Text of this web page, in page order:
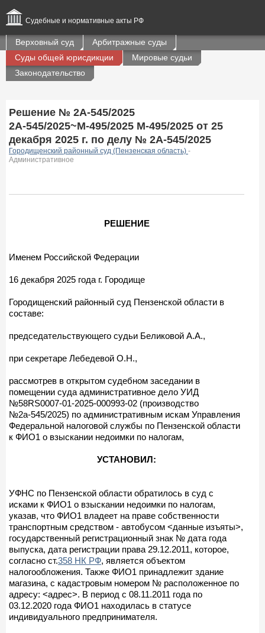
Судебные и нормативные акты РФ
Верховный суд
Арбитражные суды
Суды общей юрисдикции
Мировые судьи
Законодательство
Решение № 2А-545/2025
2А-545/2025~М-495/2025 М-495/2025 от 25
декабря 2025 г. по делу № 2А-545/2025
Городищенский районный суд (Пензенская область) -
Административное
РЕШЕНИЕ
Именем Российской Федерации
16 декабря 2025 года г. Городище
Городищенский районный суд Пензенской области в
составе:
председательствующего судьи Беликовой А.А.,
при секретаре Лебедевой О.Н.,
рассмотрев в открытом судебном заседании в
помещении суда административное дело УИД
№58RS0007-01-2025-000993-02 (производство
№2а-545/2025) по административным искам Управления
Федеральной налоговой службы по Пензенской области
к ФИО1 о взыскании недоимки по налогам,
УСТАНОВИЛ:
УФНС по Пензенской области обратилось в суд с
исками к ФИО1 о взыскании недоимки по налогам,
указав, что ФИО1 владеет на праве собственности
транспортным средством - автобусом <данные изъяты>,
государственный регистрационный знак № дата года
выпуска, дата регистрации права 29.12.2011, которое,
согласно ст.358 НК РФ, является объектом
налогообложения. Также ФИО1 принадлежит здание
магазина, с кадастровым номером № расположенное по
адресу: <адрес>. В период с 08.11.2011 года по
03.12.2020 года ФИО1 находилась в статусе
индивидуального предпринимателя.